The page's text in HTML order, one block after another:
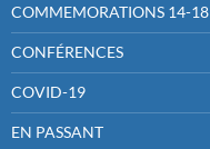
COMMEMORATIONS 14-18
CONFÉRENCES
COVID-19
EN PASSANT